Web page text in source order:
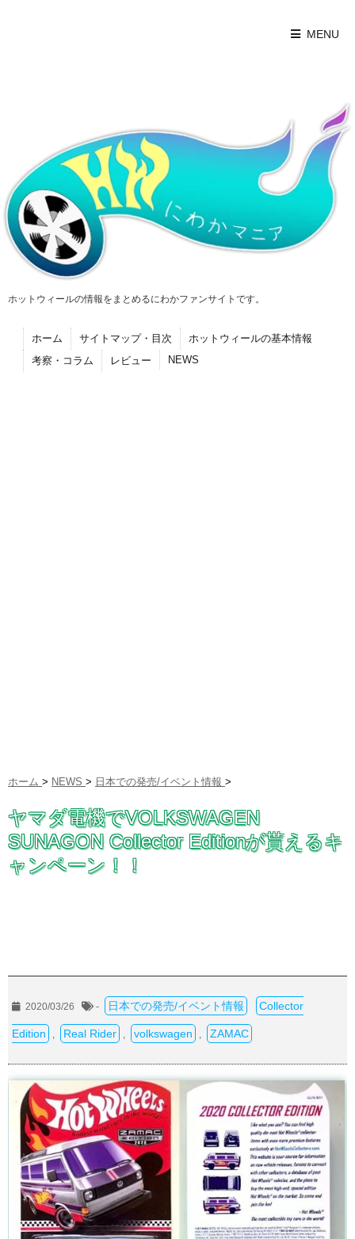
MENU
ホットウィールの情報をまとめるにわかファンサイトです。
ホーム サイトマップ・目次
ホットウィールの基本情報
考察・コラム
レビュー NEWS
ホーム > NEWS > 日本での発売/イベント情報 >
ヤマダ電機でVOLKSWAGEN
SUNAGON Collector Editionが貰えるキ
ャンペーン！！
2020/03/26 - 日本での発売/イベント情報 Collector
Edition Real Rider volkswagen ZAMAC